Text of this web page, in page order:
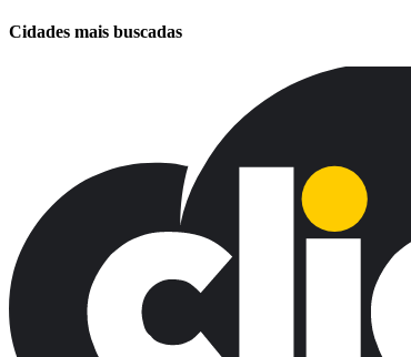
Cidades mais buscadas